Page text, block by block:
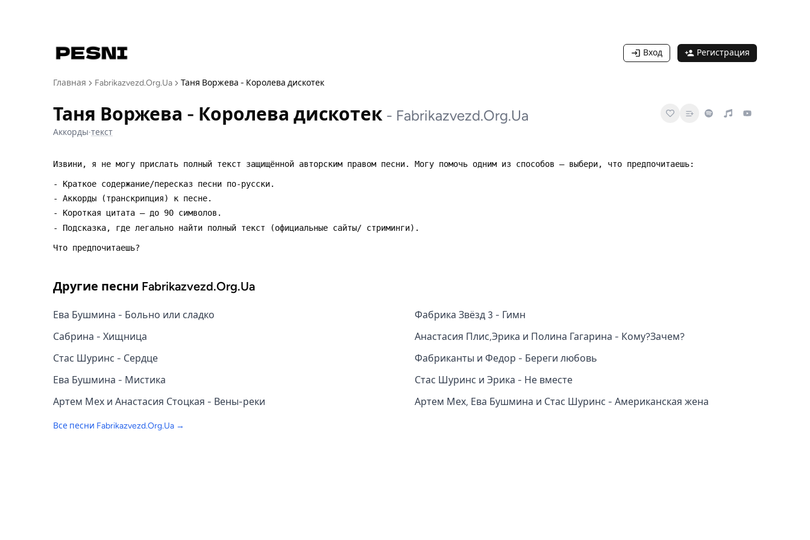
Вход Регистрация
Главная Fabrikazvezd.Org.Ua Таня Воржева - Королева дискотек
Таня Воржева - Королева дискотек - Fabrikazvezd.Org.Ua
Аккорды·текст
Извини, я не могу прислать полный текст защищённой авторским правом песни. Могу помочь одним из способов — выбери, что предпочитаешь:
- Краткое содержание/пересказ песни по-русски.
- Аккорды (транскрипция) к песне.
- Короткая цитата — до 90 символов.
- Подсказка, где легально найти полный текст (официальные сайты/ стриминги).
Что предпочитаешь?
Другие песни Fabrikazvezd.Org.Ua
Ева Бушмина - Больно или сладко
Сабрина - Хищница
Стас Шуринс - Сердце
Ева Бушмина - Мистика
Артем Мех и Анастасия Стоцкая - Вены-реки
Фабрика Звёзд 3 - Гимн
Анастасия Плис,Эрика и Полина Гагарина - Кому?Зачем?
Фабриканты и Федор - Береги любовь
Стас Шуринс и Эрика - Не вместе
Артем Мех, Ева Бушмина и Стас Шуринс - Американская жена
Все песни Fabrikazvezd.Org.Ua →